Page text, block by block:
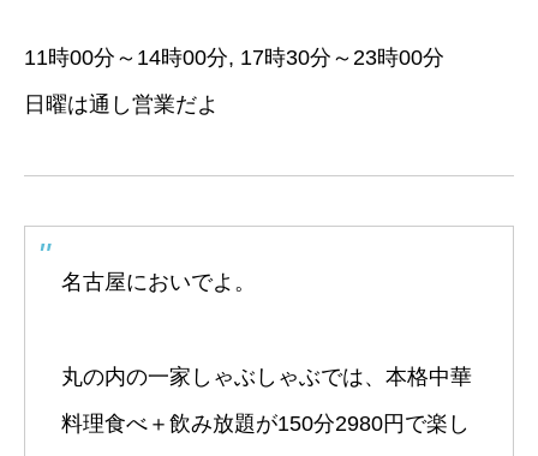
11時00分～14時00分, 17時30分～23時00分
日曜は通し営業だよ
名古屋においでよ。
丸の内の一家しゃぶしゃぶでは、本格中華
料理食べ＋飲み放題が150分2980円で楽し